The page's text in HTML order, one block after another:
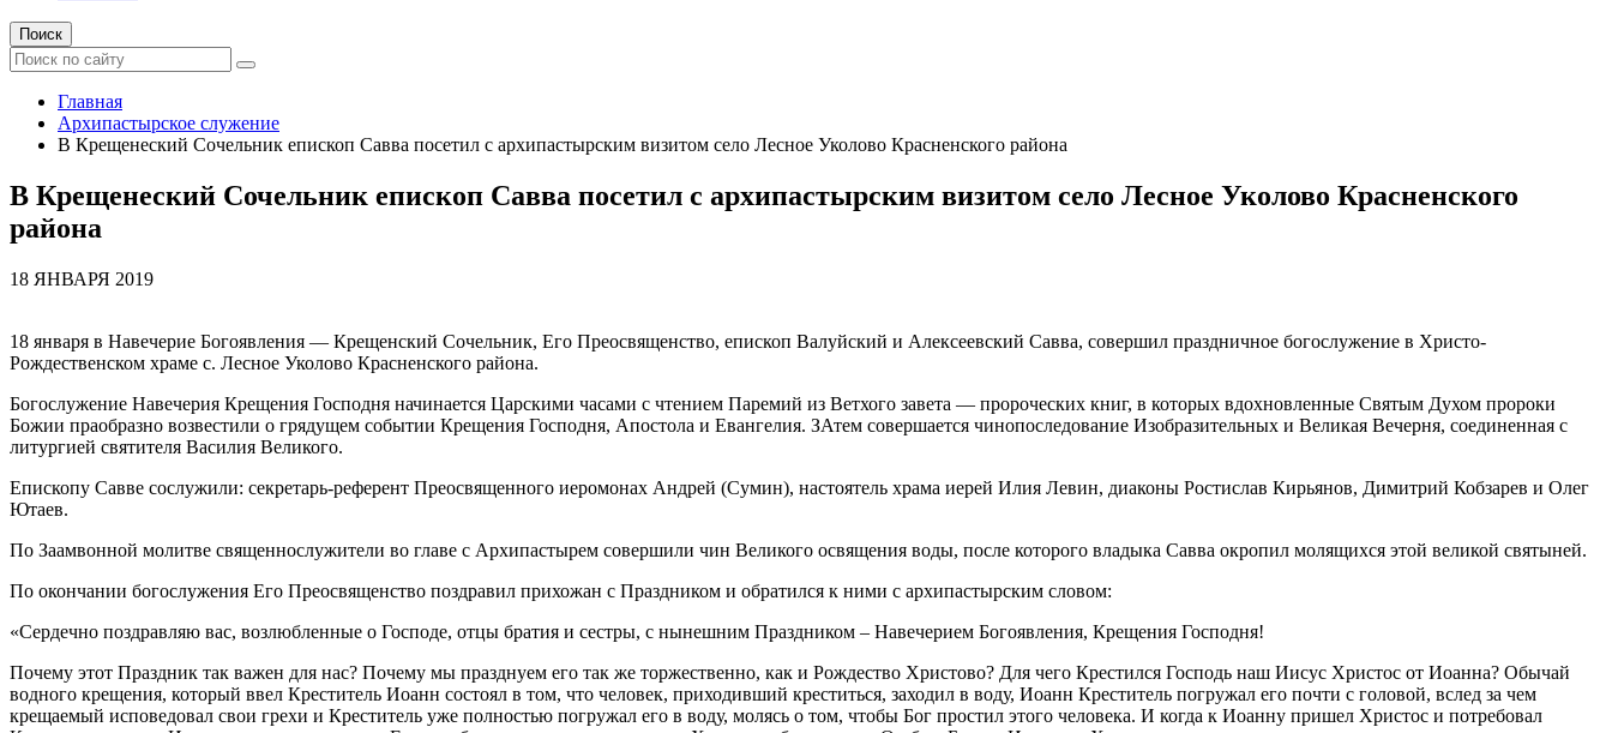
Поиск
Главная
Архипастырское служение
В Крещенеский Сочельник епископ Савва посетил с архипастырским визитом село Лесное Уколово Красненского района
В Крещенеский Сочельник епископ Савва посетил с архипастырским визитом село Лесное Уколово Красненского
района
18 ЯНВАРЯ 2019
18 января в Навечерие Богоявления — Крещенский Сочельник, Его Преосвященство, епископ Валуйский и Алексеевский Савва, совершил праздничное богослужение в Христо-
Рождественском храме с. Лесное Уколово Красненского района.
Богослужение Навечерия Крещения Господня начинается Царскими часами с чтением Паремий из Ветхого завета — пророческих книг, в которых вдохновленные Святым Духом пророки
Божии праобразно возвестили о грядущем событии Крещения Господня, Апостола и Евангелия. ЗАтем совершается чинопоследование Изобразительных и Великая Вечерня, соединенная с
литургией святителя Василия Великого.
Епископу Савве сослужили: секретарь-референт Преосвященного иеромонах Андрей (Сумин), настоятель храма иерей Илия Левин, диаконы Ростислав Кирьянов, Димитрий Кобзарев и Олег
Ютаев.
По Заамвонной молитве священнослужители во главе с Архипастырем совершили чин Великого освящения воды, после которого владыка Савва окропил молящихся этой великой святыней.
По окончании богослужения Его Преосвященство поздравил прихожан с Праздником и обратился к ними с архипастырским словом:
«Сердечно поздравляю вас, возлюбленные о Господе, отцы братия и сестры, с нынешним Праздником – Навечерием Богоявления, Крещения Господня!
Почему этот Праздник так важен для нас? Почему мы празднуем его так же торжественно, как и Рождество Христово? Для чего Крестился Господь наш Иисус Христос от Иоанна? Обычай
водного крещения, который ввел Креститель Иоанн состоял в том, что человек, приходивший креститься, заходил в воду, Иоанн Креститель погружал его почти с головой, вслед за чем
крещаемый исповедовал свои грехи и Креститель уже полностью погружал его в воду, молясь о том, чтобы Бог простил этого человека. И когда к Иоанну пришел Христос и потребовал